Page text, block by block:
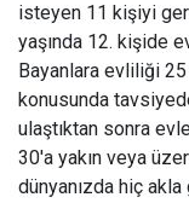
isteyen 11 kişiyi
yaşında 12. kişide
Bayanlara evliliği 25
konusunda
ulaştıktan sonra
30'a yakın veya
dünyanızda hiç